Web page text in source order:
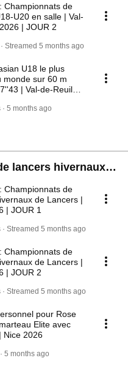
Championnats de
U20 en salle | Val-
| JOUR 2
Streamed 5 months ago
U18 le plus
monde sur 60 m
| Val-de-Reuil
5 months ago
lancers hivernaux
Championnats de
de Lancers |
| JOUR 1
Streamed 5 months ago
Championnats de
de Lancers |
| JOUR 2
Streamed 5 months ago
pour Rose
Elite avec
Nice 2026
5 months ago